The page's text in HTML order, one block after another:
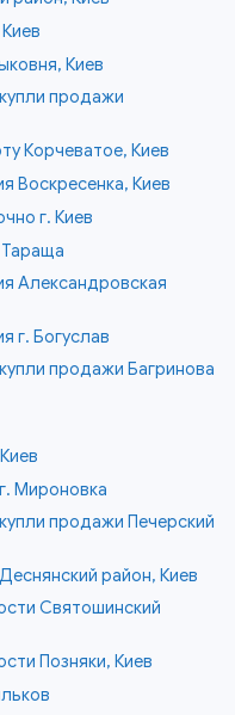
Киев
продажи
Корчеватое, Киев
Воскресенка, Киев
г. Киев
Александровская
г. Богуслав
продажи Багринова
Мироновка
продажи Печерский
район, Киев
Святошинский
Позняки, Киев